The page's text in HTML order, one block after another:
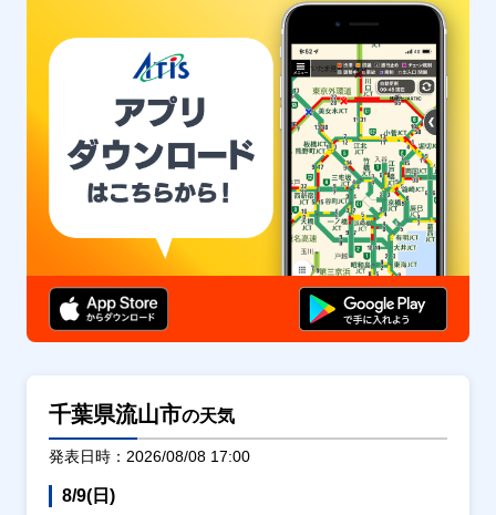
千葉県流山市の天気
発表日時：2026/08/08 17:00
8/9(日)